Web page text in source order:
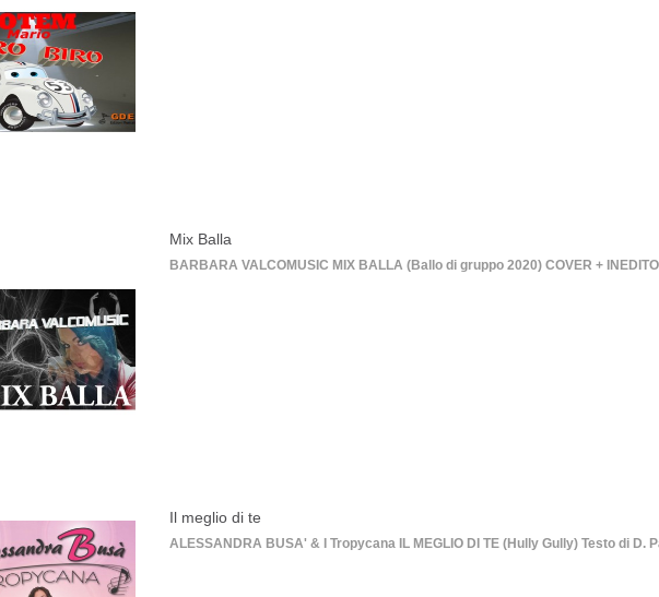
Mix Balla
BARBARA VALCOMUSIC MIX BALLA (Ballo di gruppo 2020) COVER +
Il meglio di te
ALESSANDRA BUSA' & I Tropycana IL MEGLIO DI TE (Hully Gully) Testo di D.